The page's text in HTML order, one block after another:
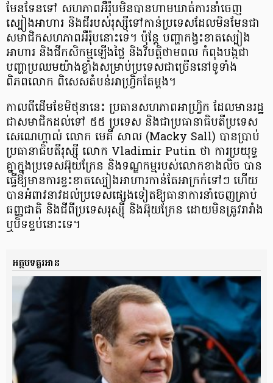
មែនទែន​ទៅ សហភាព​អឺរ៉ុប​មិន​បាន​ហាមឃាត់​ការ​នាំ​ចេញ​
ស្បៀងអាហារ និង​ជី​របស់​រុ​ស្ស៊ី​ទៅ​កាន់​ប្រទេស​ដែល​មិនមែន​ជា​
សមាជិក​សហភាព​អឺរ៉ុប​នោះ​ទេ​។ ប៉ុន្ដែ បញ្ហា​កង្វះខាត​ស្បៀង
អាហារ និង​ជី​កសិកម្ម​ឡើងថ្លៃ និង​វិបត្តិ​ថាមពល កំពុង​បង្ក​ជា​
បញ្ហា​ប្រឈម​យ៉ាង​ខ្លាំង​សម្រាប់​ប្រទេស​ជា​ច្រើន​នៅ​ទូ​ទាំង​
ពិភពលោក ពិសេស​តំបន់​អាហ្វ្រិក​តែ​ម្ដង​។
កាលពីដើម​ខែមិថុនា​នេះ ប្រធាន​សហភាព​អាហ្វ្រិក ដែល​មាន​រដ្ឋ​
ជា​សមាជិក​ដល់​ទៅ ៥៥ ប្រទេស និង​ជា​ប្រធានាធិបតី​ប្រទេស​
សេ​ណេ​ហ្គា​ល់ លោក មេ​គី សាល (Macky Sall) បាន​ប្រាប់​
ប្រធានាធិបតី​រុ​ស្ស៊ី លោក Vladimir Putin ថា ការ​ប្រយុទ្ធ​
គ្នា​ក្នុង​ប្រទេស​អ៊ុយ​ក្រែ​ន និង​ទណ្ឌកម្ម​របស់​លោក​ខាងលិច បាន​
ធ្វើ​ឱ្យ​មានការ​ខ្វះខាត​ស្បៀងអាហារ​កាន់តែ​អាក្រក់​ទៅ​ៗ ហើយ​
បាន​អំពាវនាវ​ដល់​ប្រទេស​ផ្សេង​ទៀត​ឱ្យ​ធានា​ការ​នាំ​ចេញ​គ្រាប់​
ធញ្ញជាតិ និង​ជី​ពី​ប្រទេស​រុ​ស្ស៊ី និង​អ៊ុយ​ក្រែ​ន ដោយ​មិន​ត្រូវ​រារាំង
ឬ​បិទ​ខ្ទប់​នោះ​ទេ​។
អត្ថបទគួរអាន